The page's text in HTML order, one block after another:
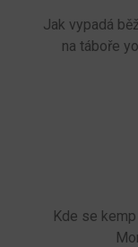
Jak vypadá
na táboře
Kde se